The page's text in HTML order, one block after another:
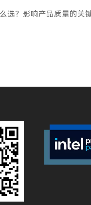
选？影响产品质量的关